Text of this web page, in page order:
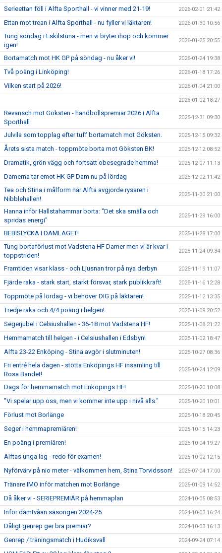
Serieettan föll i Alfta Sporthall - vi vinner med 21-19! 2026-02-01 21:42
Ettan mot trean i Alfta Sporthall - nu fyller vi läktaren! 2026-01-30 10:56
Tung söndag i Eskilstuna - men vi bryter ihop och kommer
igen!
2026-01-25 20:55
Bortamatch mot HK GP på söndag - nu åker vi! 2026-01-24 19:38
Två poäng i Linköping! 2026-01-18 17:26
Vilken start på 2026! 2026-01-04 21:00
2026-01-02 18:27
Revansch mot Göksten - handbollspremiär 2026 i Alfta
Sporthall
2025-12-31 09:30
Julvila som topplag efter tuff bortamatch mot Göksten. 2025-12-15 09:32
Årets sista match - toppmöte borta mot Göksten BK! 2025-12-12 08:52
Dramatik, grön vägg och fortsatt obesegrade hemma! 2025-12-07 11:13
Damerna tar emot HK GP Dam nu på lördag 2025-12-02 11:42
Tea och Stina i målform när Alfta avgjorde rysaren i
Nibblehallen!
2025-11-30 21:00
Hanna inför Hallstahammar borta: "Det ska smälla och
spridas energi"
2025-11-29 16:00
BEBISLYCKA I DAMLAGET! 2025-11-28 17:00
Tung bortaförlust mot Vadstena HF Damer men vi är kvar i
toppstriden!
2025-11-24 09:34
Framtiden visar klass - och Ljusnan tror på nya derbyn 2025-11-19 11:07
Fjärde raka - stark start, starkt försvar, stark publikkraft! 2025-11-16 12:28
Toppmöte på lördag - vi behöver DIG på läktaren! 2025-11-12 13:35
Tredje raka och 4/4 poäng i helgen! 2025-11-09 20:52
Segerjubel i Celsiushallen - 36-18 mot Vadstena HF! 2025-11-08 21:22
Hemmamatch till helgen - i Celsiushallen i Edsbyn! 2025-11-02 18:47
Alfta 23-22 Enköping - Stina avgör i slutminuten! 2025-10-27 08:36
Fri entré hela dagen - stötta Enköpings HF insamling till
Rosa Bandet!
2025-10-24 12:09
Dags för hemmamatch mot Enköpings HF! 2025-10-20 10:08
"Vi spelar upp oss, men vi kommer inte upp i nivå alls." 2025-10-20 10:01
Förlust mot Borlänge 2025-10-18 20:45
Seger i hemmapremiären! 2025-10-15 14:23
En poäng i premiären! 2025-10-04 19:27
Alftas unga lag - redo för examen! 2025-10-02 12:15
Nyförvärv på nio meter - välkommen hem, Stina Torvidsson! 2025-07-04 17:00
Tränare IMO inför matchen mot Borlänge 2025-01-09 14:52
Då åker vi - SERIEPREMIÄR på hemmaplan 2024-10-05 08:53
Inför damtvåan säsongen 2024-25 2024-10-03 16:24
Dåligt genrep ger bra premiär? 2024-10-03 16:13
Genrep / träningsmatch i Hudiksvall 2024-09-24 07:14